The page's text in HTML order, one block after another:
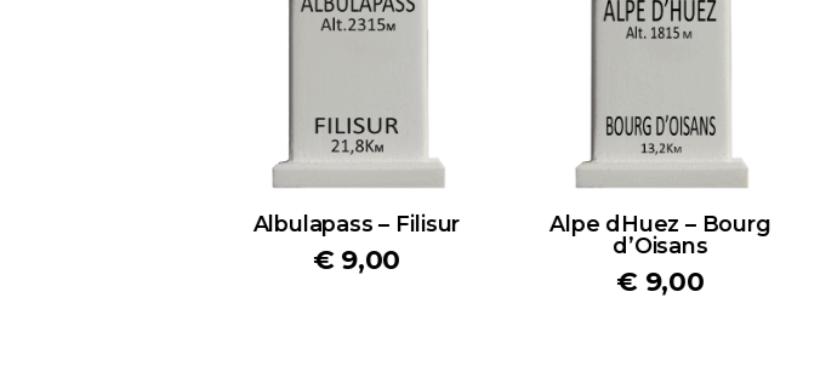
Albulapass – Filisur
€9,00
Alpe dHuez – Bourg
d’Oisans
€ 9,00